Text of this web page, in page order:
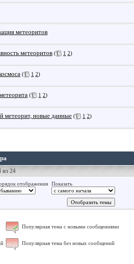
метеоритов
метеоритов ( 1 2)
( 1 2)
( 1 2)
метеорит, новые данные ( 1 2)
из 24
отображения Показать
Популярная тема с новыми сообщениями
Популярная тема без новых сообщений